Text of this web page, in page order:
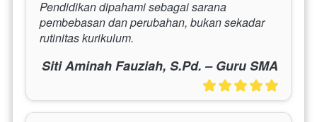
Pendidikan dipahami sebagai sarana
pembebasan dan perubahan, bukan sekadar
rutinitas kurikulum.
Siti Aminah Fauziah, S.Pd. – Guru SMA